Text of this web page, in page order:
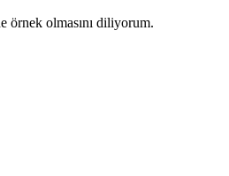
örnek olmasını diliyorum.